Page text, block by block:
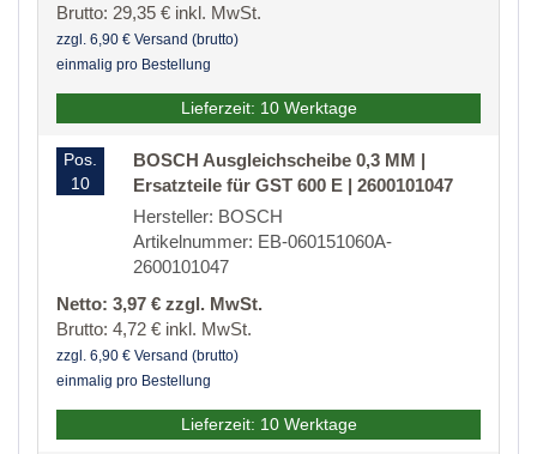
Brutto: 29,35 € inkl. MwSt.
zzgl. 6,90 € Versand (brutto)
einmalig pro Bestellung
Lieferzeit: 10 Werktage
Pos.
10
BOSCH Ausgleichscheibe 0,3 MM |
Ersatzteile für GST 600 E | 2600101047
Hersteller: BOSCH
Artikelnummer: EB-060151060A-
2600101047
Netto: 3,97 € zzgl. MwSt.
Brutto: 4,72 € inkl. MwSt.
zzgl. 6,90 € Versand (brutto)
einmalig pro Bestellung
Lieferzeit: 10 Werktage